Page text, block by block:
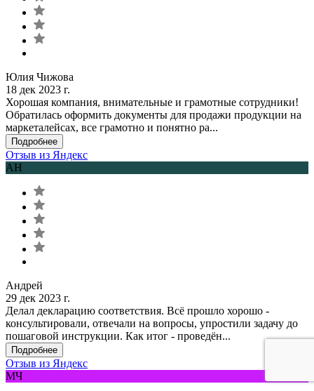
Юлия Чижова
18 дек 2023 г.
Хорошая компания, внимательные и грамотные сотрудники!
Обратилась оформить документы для продажи продукции на
маркеталейсах, все грамотно и понятно ра...
Подробнее
Отзыв из Яндекс
АН
Андрей
29 дек 2023 г.
Делал декларацию соответствия. Всё прошло хорошо -
консультировали, отвечали на вопросы, упростили задачу до
пошаговой инструкции. Как итог - проведён...
Подробнее
Отзыв из Яндекс
МЧ